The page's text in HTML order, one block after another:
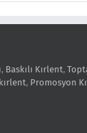
, Baskılı Kırlent,
, Promosyon